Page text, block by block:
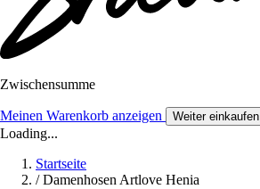
Zwischensumme
Meinen Warenkorb anzeigen Weiter einkaufen
Loading...
Startseite
/ Damenhosen Artlove Henia